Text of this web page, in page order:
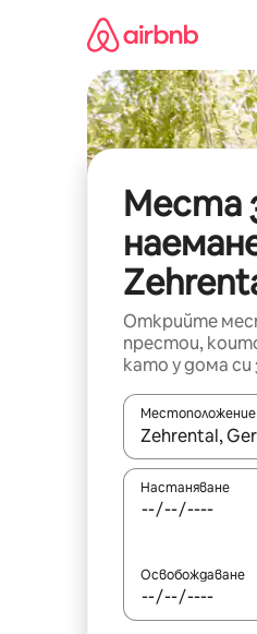
съдържанието
Места
Открийте
престои,
като у дома си
Местоположение
Когато
Настаняване
Освобождаване